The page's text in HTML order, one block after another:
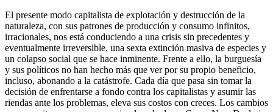
El presente modo capitalista de explotación y destrucción de la
naturaleza, con sus patrones de producción y consumo infinitos,
irracionales, nos está conduciendo a una crisis sin precedentes y
eventualmente irreversible, una sexta extinción masiva de especies y
un colapso social que se hace inminente. Frente a ello, la burguesía
y sus políticos no han hecho más que ver por su propio beneficio,
incluso, abonando a la catástrofe. Cada día que pasa sin tomar la
decisión de enfrentarse a fondo contra los capitalistas y asumir las
riendas ante los problemas, eleva sus costos con creces. Los cambios